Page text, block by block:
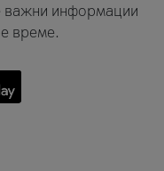
важни информации
време.